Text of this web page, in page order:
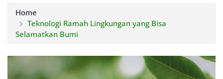
Home
Teknologi Ramah Lingkungan yang Bisa
Selamatkan Bumi